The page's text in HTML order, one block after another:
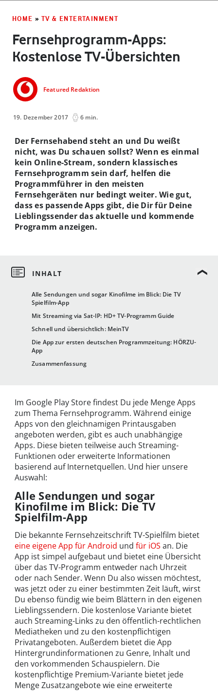
HOME » TV & ENTERTAINMENT
Fernsehprogramm-Apps:
Kostenlose TV-Übersichten
Featured Redaktion
19. Dezember 2017 6 min.
Alle Sendungen und sogar Kinofilme im Blick: Die TV
Spielfilm-App
Mit Streaming via Sat-IP: HD+ TV-Programm Guide
Schnell und übersichtlich: MeinTV
Die App zur ersten deutschen Programmzeitung: HÖRZU-
App
Zusammenfassung
Der Fernsehabend steht an und Du weißt
nicht, was Du schauen sollst? Wenn es einmal
kein Online-Stream, sondern klassisches
Fernsehprogramm sein darf, helfen die
Programmführer in den meisten
Fernsehgeräten nur bedingt weiter. Wie gut,
dass es passende Apps gibt, die Dir für Deine
Lieblingssender das aktuelle und kommende
Programm anzeigen.
Im Google Play Store findest Du jede Menge Apps
zum Thema Fernsehprogramm. Während einige
Apps von den gleichnamigen Printausgaben
angeboten werden, gibt es auch unabhängige
Apps. Diese bieten teilweise auch Streaming-
Funktionen oder erweiterte Informationen
basierend auf Internetquellen. Und hier unsere
Auswahl:
Alle Sendungen und sogar
Kinofilme im Blick: Die TV
Spielfilm-App
Die bekannte Fernsehzeitschrift TV-Spielfilm bietet
eine eigene App für Android und für iOS an. Die
App ist simpel aufgebaut und bietet eine Übersicht
über das TV-Programm entweder nach Uhrzeit
oder nach Sender. Wenn Du also wissen möchtest,
was jetzt oder zu einer bestimmten Zeit läuft, wirst
Du ebenso fündig wie beim Blättern in den eigenen
Lieblingssendern. Die kostenlose Variante bietet
auch Streaming-Links zu den öffentlich-rechtlichen
Mediatheken und zu den kostenpflichtigen
Privatangeboten. Außerdem bietet die App
Hintergrundinformationen zu Genre, Inhalt und
den vorkommenden Schauspielern. Die
kostenpflichtige Premium-Variante bietet jede
Menge Zusatzangebote wie eine erweiterte